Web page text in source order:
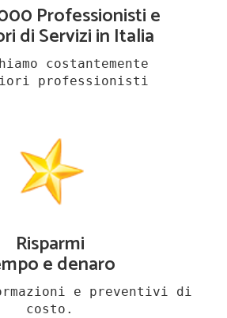
Professionisti e
di Servizi in Italia
costantemente
professionisti
Risparmi
e denaro
e preventivi di
costo.